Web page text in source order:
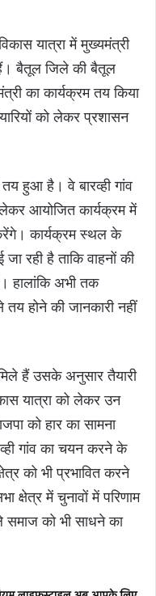
यात्रा में मुख्यमंत्री
हैं। बैतूल जिले की बैतूल
का कार्यक्रम तय किया
को लेकर प्रशासन
हुआ है। वे बारव्ही गांव
आयोजित कार्यक्रम में
कार्यक्रम स्थल के
रही है ताकि वाहनों की
हालांकि अभी तक
होने की जानकारी नहीं
हैं उसके अनुसार तैयारी
यात्रा को लेकर उन
को हार का सामना
गांव का चयन करने के
को भी प्रभावित करने
क्षेत्र में चुनावों में परिणाम
समाज को भी साधने का